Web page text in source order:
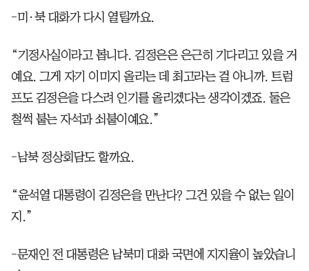
-미·북 대화가 다시 열릴까요.
“기정사실이라고 봅니다. 김정은은 은근히 기다리고 있을 거
예요. 그게 자기 이미지 올리는 데 최고라는 걸 아니까. 트럼
프도 김정은을 다스려 인기를 올리겠다는 생각이겠죠. 둘은
철썩 붙는 자석과 쇠붙이예요.”
-남북 정상회담도 할까요.
“윤석열 대통령이 김정은을 만난다? 그건 있을 수 없는 일이
지.”
-문재인 전 대통령은 남북미 대화 국면에 지지율이 높았습니